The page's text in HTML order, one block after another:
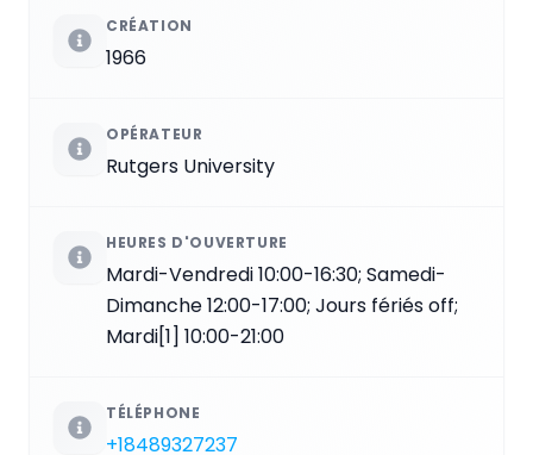
CRÉATION
1966
OPÉRATEUR
Rutgers University
HEURES D'OUVERTURE
Mardi-Vendredi 10:00-16:30; Samedi-
Dimanche 12:00-17:00; Jours fériés off;
Mardi[1] 10:00-21:00
TÉLÉPHONE
+18489327237